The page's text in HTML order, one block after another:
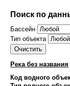
Поиск по
Бассейн
Тип объекта
Река без названия
Код водного